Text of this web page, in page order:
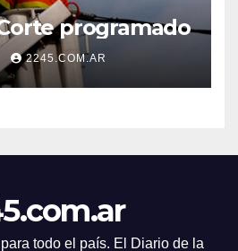
programado
2245.COM.AR
todo el país. El Diario de la